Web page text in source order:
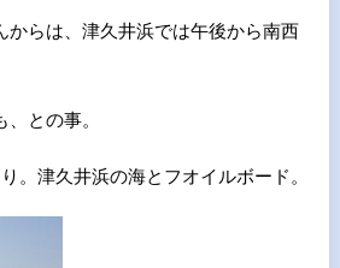
からは、津久井浜では午後から南西
との事。
。津久井浜の海とフオイルボード。